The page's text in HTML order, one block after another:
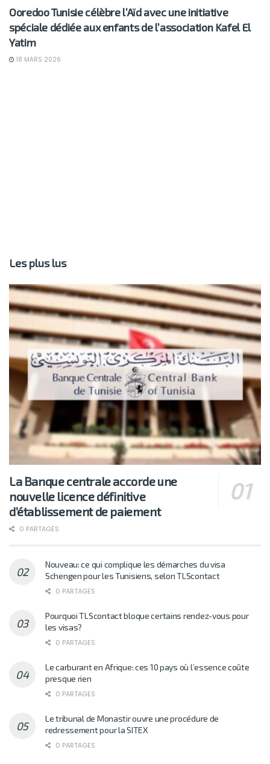
Ooredoo Tunisie célèbre l’Aïd avec une initiative
spéciale dédiée aux enfants de l’association Kafel El
Yatim
18 MARS 2026
Les plus lus
La Banque centrale accorde une
nouvelle licence définitive
d’établissement de paiement
0 PARTAGES
Nouveau: ce qui complique les démarches du visa
Schengen pour les Tunisiens, selon TLScontact
0 PARTAGES
Pourquoi TLScontact bloque certains rendez-vous pour
les visas?
0 PARTAGES
Le carburant en Afrique: ces 10 pays où l’essence coûte
presque rien
0 PARTAGES
Le tribunal de Monastir ouvre une procédure de
redressement pour la SITEX
0 PARTAGES